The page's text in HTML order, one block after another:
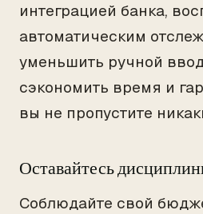
интеграцией банка,
автоматическим
уменьшить ручной
сэкономить время и
вы не пропустите
Оставайтесь
Соблюдайте свой